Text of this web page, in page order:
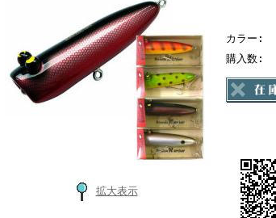
拡大表示
カラー:
購入数: